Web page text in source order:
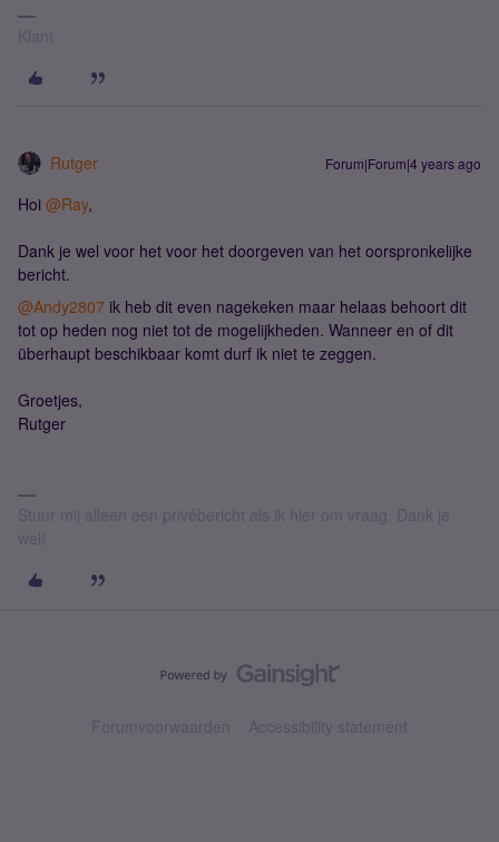
Klant
Rutger Forum|Forum|4 years ago
Hoi @Ray,
Dank je wel voor het voor het doorgeven van het oorspronkelijke
bericht.
@Andy2807 ik heb dit even nagekeken maar helaas behoort dit
tot op heden nog niet tot de mogelijkheden. Wanneer en of dit
überhaupt beschikbaar komt durf ik niet te zeggen.
Groetjes,
Rutger
Stuur mij alleen een privébericht als ik hier om vraag. Dank je
wel!
Forumvoorwaarden Accessibility statement